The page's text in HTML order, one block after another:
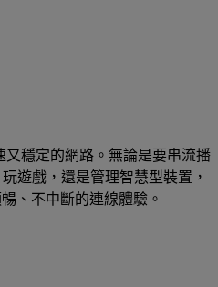
穩定的網路。無論是要串流播
遊戲，還是管理智慧型裝置，
、不中斷的連線體驗。